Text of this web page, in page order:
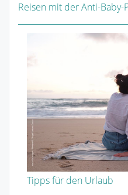
Reisen mit der Anti-Baby-
Tipps für den Urlaub